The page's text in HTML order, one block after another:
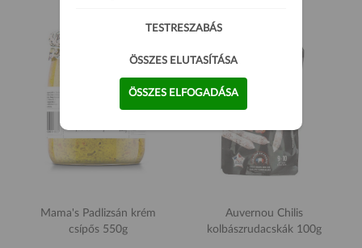
Mama's Padlizsán krém
csípős 550g
Auvernou Chilis
kolbászrudacskák 100g
TESTRESZABÁS
ÖSSZES ELUTASÍTÁSA
ÖSSZES ELFOGADÁSA